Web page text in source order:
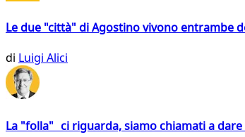
Le due "città" di Agostino vivono entrambe
di Luigi Alici
La "folla" ci riguarda, siamo chiamati a